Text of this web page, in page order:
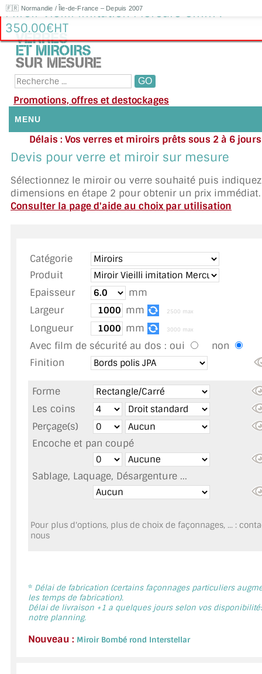
🇫🇷 Normandie / Île-de-France – Depuis 2007
Miroir Vieilli imitation Mercure 6mm :
350.00€HT
Promotions, offres et destockages
MENU
NOUS CONTACTER
DEMANDE DE DEVIS
TOUS LES TARIFS AU M2
GUIDE : CHOIX PAR UTILISATION
INSPIRATIONS ET NOUVEAUTÉS
AMBIANCE LAITON BROSSÉ
MIROIR SUR MESURE
MIROIR VIEILLI
MIROIR DÉCORATIF DE COULEUR
LOTS DE MIROIRS EN MOZAÏQUE
MIROIR DE SALLE DE BAIN
MIROIR POUR SALLE DE SPORT
MIROIR POUR SALLE DE DANSE
MIROIR ENCADRÉ
Délais : Vos verres et miroirs prêts sous 2 à 6
moyenne
Besoin
Appelez ou envoyez un SMS au 06 79 92
Devis pour verre et miroir sur mesure
Sélectionnez le miroir ou verre souhaité puis
dimensions en étape 2 pour obtenir un prix immédiat.
Consulter la page d'aide au choix par utilisation
Catégorie
Produit
Epaisseur
mm
Largeur
mm 2500 max
Longueur mm 3000 max
Avec film de sécurité au dos : oui
non
Finition
Forme
Les coins
Perçage(s)
Encoche et pan coupé
Sablage, Laquage, Désargenture ...
Pour plus d'options, plus de choix de façonnages, ... :
nous
* Délai de fabrication (certains façonnages particuliers
les temps de fabrication).
Délai de livraison +1 a quelques jours selon vos
notre planning.
Nouveau : Miroir Bombé rond Interstellar